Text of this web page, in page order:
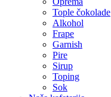
Tople čokolade
Alkohol
Frape
Garnish
Pire
Sirup
Toping
Sok